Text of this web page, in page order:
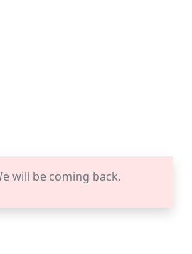
will be coming back.